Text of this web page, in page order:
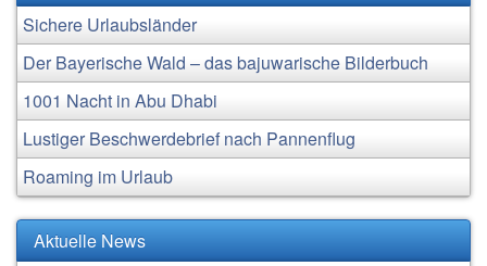
Sichere Urlaubsländer
Der Bayerische Wald – das bajuwarische Bilderbuch
1001 Nacht in Abu Dhabi
Lustiger Beschwerdebrief nach Pannenflug
Roaming im Urlaub
Aktuelle News